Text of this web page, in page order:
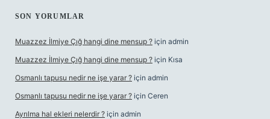
SON YORUMLAR
Muazzez İlmiye Çığ hangi dine mensup ? için admin
Muazzez İlmiye Çığ hangi dine mensup ? için Kısa
Osmanlı tapusu nedir ne işe yarar ? için admin
Osmanlı tapusu nedir ne işe yarar ? için Ceren
Ayrılma hal ekleri nelerdir ? için admin